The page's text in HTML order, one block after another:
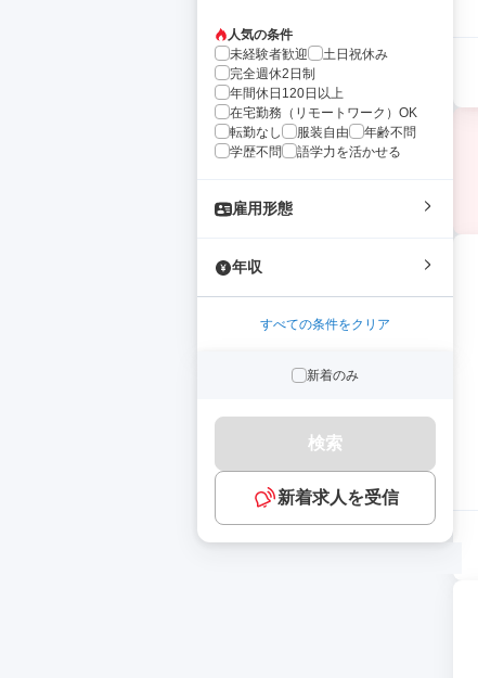
人気の条件
未経験者歓迎
土日祝休み
完全週休2日制
年間休日120日以上
在宅勤務（リモートワーク）OK
転勤なし
服装自由
年齢不問
学歴不問
語学力を活かせる
雇用形態
年収
すべての条件をクリア
新着のみ
検索
新着求人を受信